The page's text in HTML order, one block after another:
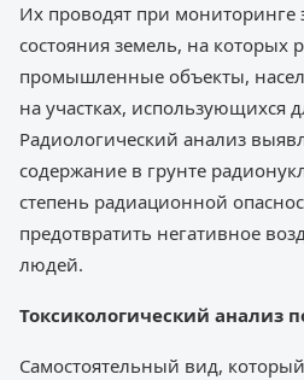
Их проводят при мониторинге
состояния земель, на которых
промышленные объекты,
на участках, использующихся
Радиологический анализ
содержание в грунте
степень радиационной
предотвратить негативное
людей.
Токсикологический анализ
Самостоятельный вид,